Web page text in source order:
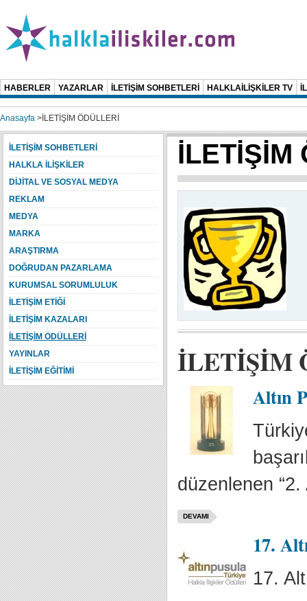
HABERLER YAZARLAR İLETİŞİM SOHBETLERİ HALKLAİLİŞKİLER TV
Anasayfa > İLETİŞİM ÖDÜLLERİ
İLETİŞİM
İLETİŞİM
Altın
düzenlenen
DEVAMI
17.
17.
İLETİŞİM SOHBETLERİ
HALKLA İLİŞKİLER
DİJİTAL VE SOSYAL MEDYA
REKLAM
MEDYA
MARKA
ARAŞTIRMA
DOĞRUDAN PAZARLAMA
KURUMSAL SORUMLULUK
İLETİŞİM ETİĞİ
İLETİŞİM KAZALARI
İLETİŞİM ÖDÜLLERİ
YAYINLAR
İLETİŞİM EĞİTİMİ